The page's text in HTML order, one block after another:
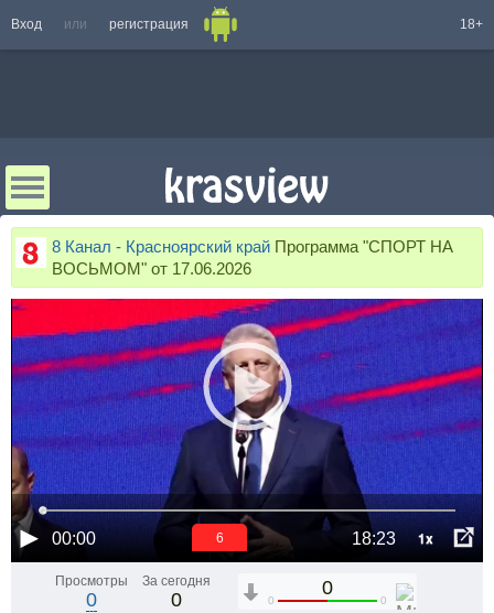
Вход или регистрация 18+
8 Канал - Красноярский край Программа "СПОРТ НА
ВОСЬМОМ" от 17.06.2026
00:00 18:23 1x
5
Просмотры
0
За сегодня
0
0
0 0